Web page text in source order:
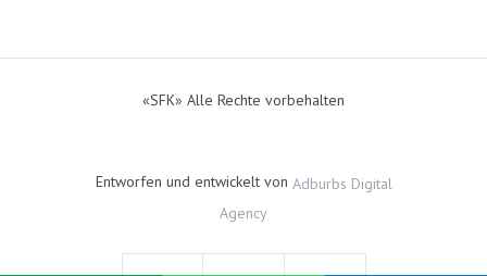
«SFK» Alle Rechte vorbehalten
Entworfen und entwickelt von Adburbs Digital
Agency